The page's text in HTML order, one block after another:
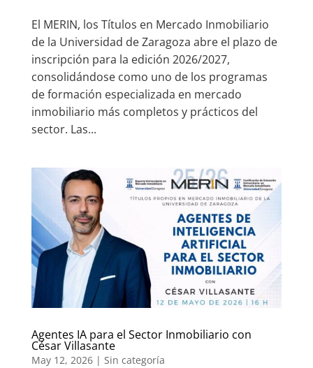
El MERIN, los Títulos en Mercado Inmobiliario
de la Universidad de Zaragoza abre el plazo de
inscripción para la edición 2026/2027,
consolidándose como uno de los programas
de formación especializada en mercado
inmobiliario más completos y prácticos del
sector. Las...
Agentes IA para el Sector Inmobiliario con
César Villasante
May 12, 2026| Sin categoría